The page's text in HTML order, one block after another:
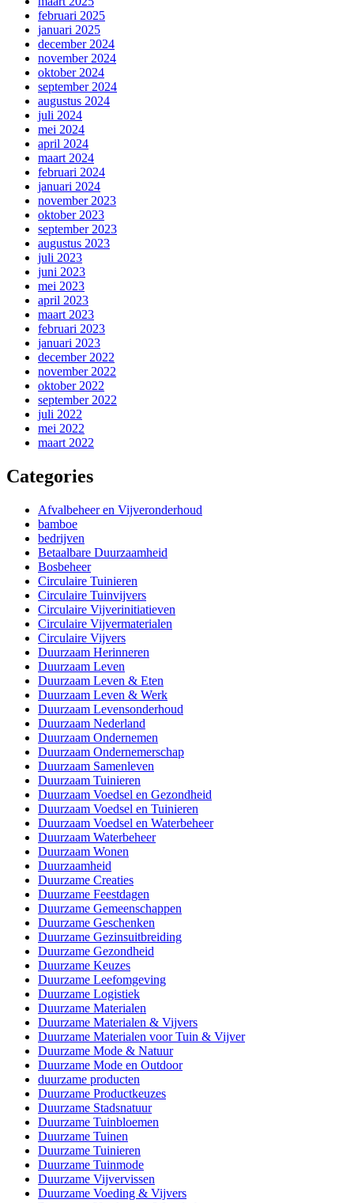
februari 2025
januari 2025
december 2024
november 2024
oktober 2024
september 2024
augustus 2024
juli 2024
mei 2024
april 2024
maart 2024
februari 2024
januari 2024
november 2023
oktober 2023
september 2023
augustus 2023
juli 2023
juni 2023
mei 2023
april 2023
maart 2023
februari 2023
januari 2023
december 2022
november 2022
oktober 2022
september 2022
juli 2022
mei 2022
maart 2022
Categories
Afvalbeheer en Vijveronderhoud
bamboe
bedrijven
Betaalbare Duurzaamheid
Bosbeheer
Circulaire Tuinieren
Circulaire Tuinvijvers
Circulaire Vijverinitiatieven
Circulaire Vijvermaterialen
Circulaire Vijvers
Duurzaam Herinneren
Duurzaam Leven
Duurzaam Leven & Eten
Duurzaam Leven & Werk
Duurzaam Levensonderhoud
Duurzaam Nederland
Duurzaam Ondernemen
Duurzaam Ondernemerschap
Duurzaam Samenleven
Duurzaam Tuinieren
Duurzaam Voedsel en Gezondheid
Duurzaam Voedsel en Tuinieren
Duurzaam Voedsel en Waterbeheer
Duurzaam Waterbeheer
Duurzaam Wonen
Duurzaamheid
Duurzame Creaties
Duurzame Feestdagen
Duurzame Gemeenschappen
Duurzame Geschenken
Duurzame Gezinsuitbreiding
Duurzame Gezondheid
Duurzame Keuzes
Duurzame Leefomgeving
Duurzame Logistiek
Duurzame Materialen
Duurzame Materialen & Vijvers
Duurzame Materialen voor Tuin & Vijver
Duurzame Mode & Natuur
Duurzame Mode en Outdoor
duurzame producten
Duurzame Productkeuzes
Duurzame Stadsnatuur
Duurzame Tuinbloemen
Duurzame Tuinen
Duurzame Tuinieren
Duurzame Tuinmode
Duurzame Vijvervissen
Duurzame Voeding & Vijvers